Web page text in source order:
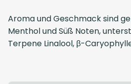
Aroma und Geschmack sind
Menthol und Süß Noten,
Terpene Linalool, β-